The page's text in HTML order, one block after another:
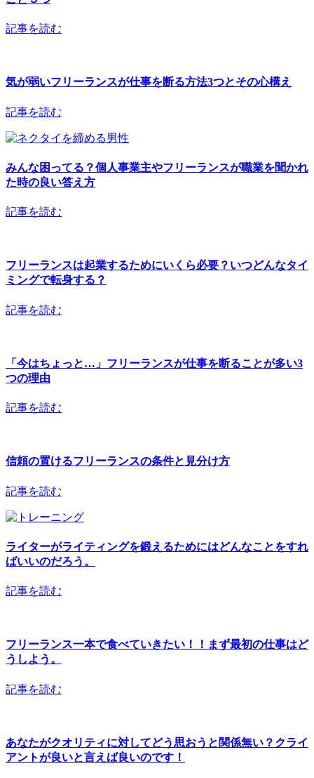
記事を読む
気が弱いフリーランスが仕事を断る方法3つとその心構え
記事を読む
みんな困ってる？個人事業主やフリーランスが職業を聞かれ
た時の良い答え方
記事を読む
フリーランスは起業するためにいくら必要？いつどんなタイ
ミングで転身する？
記事を読む
「今はちょっと…」フリーランスが仕事を断ることが多い3
つの理由
記事を読む
信頼の置けるフリーランスの条件と見分け方
記事を読む
ライターがライティングを鍛えるためにはどんなことをすれ
ばいいのだろう。
記事を読む
フリーランス一本で食べていきたい！！まず最初の仕事はど
うしよう。
記事を読む
あなたがクオリティに対してどう思おうと関係無い？クライ
アントが良いと言えば良いのです！